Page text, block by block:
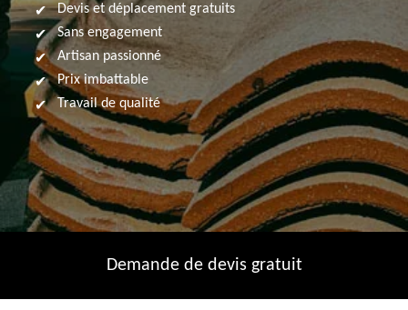
Devis et déplacement gratuits
Sans engagement
Artisan passionné
Prix imbattable
Travail de qualité
Demande de devis gratuit